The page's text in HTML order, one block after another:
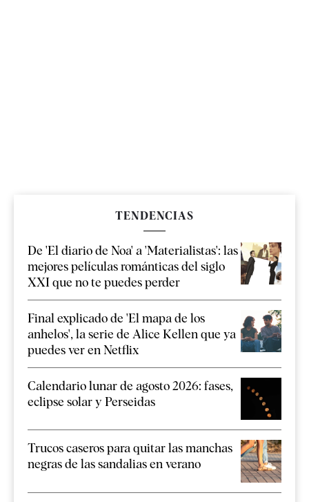
TENDENCIAS
De 'El diario de Noa' a 'Materialistas': las
mejores películas románticas del siglo
XXI que no te puedes perder
Final explicado de 'El mapa de los
anhelos', la serie de Alice Kellen que ya
puedes ver en Netflix
Calendario lunar de agosto 2026: fases,
eclipse solar y Perseidas
Trucos caseros para quitar las manchas
negras de las sandalias en verano